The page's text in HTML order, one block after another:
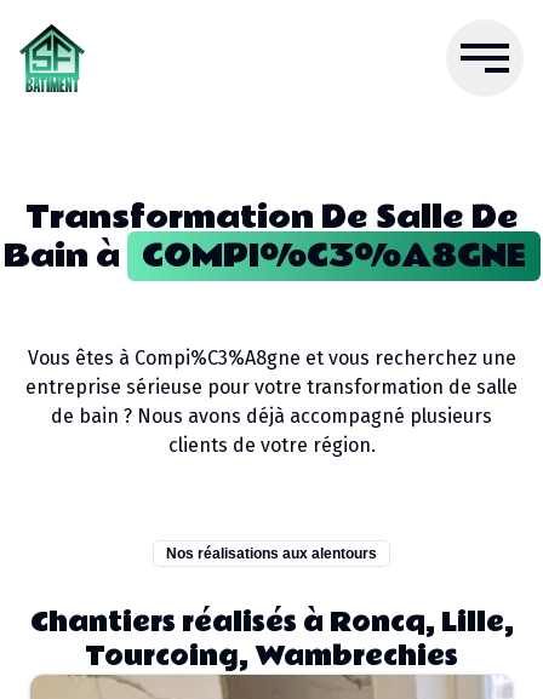
Transformation De Salle De
Bainà COMPI%C3%A8GNE
Vous êtes à Compi%C3%A8gne et vous recherchez une
entreprise sérieuse pour votre transformation de salle
de bain ? Nous avons déjà accompagné plusieurs
clients de votre région.
Nos réalisations aux alentours
Chantiers réalisés à Roncq, Lille,
Tourcoing, Wambrechies